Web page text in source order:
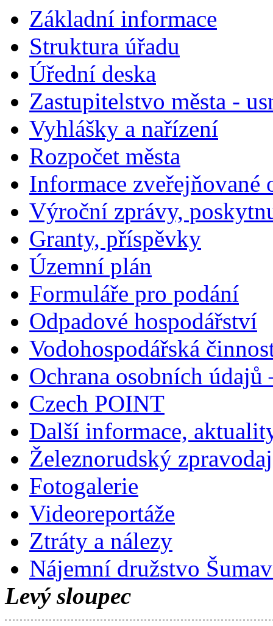
Základní informace
Struktura úřadu
Úřední deska
Zastupitelstvo města -
Vyhlášky a nařízení
Rozpočet města
Informace zveřejňované
Výroční zprávy,
Granty, příspěvky
Územní plán
Formuláře pro podání
Odpadové hospodářství
Vodohospodářská
Ochrana osobních údajů
Czech POINT
Další informace,
Železnorudský zpravodaj
Fotogalerie
Videoreportáže
Ztráty a nálezy
Nájemní družstvo
Levý sloupec